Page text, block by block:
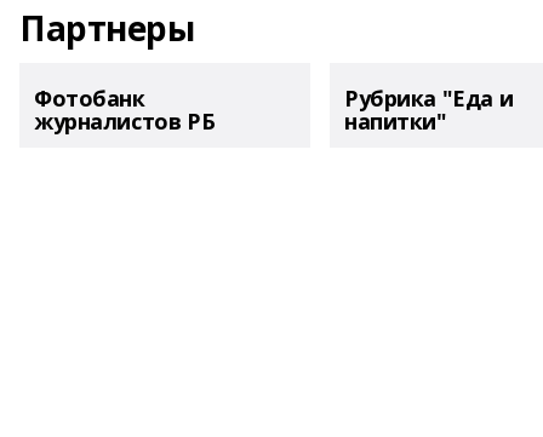
Партнеры
Фотобанк
журналистов РБ
Рубрика "Еда и
напитки"